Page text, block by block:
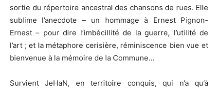
sortie du répertoire ancestral des chansons de rues. Elle
sublime l’anecdote – un hommage à Ernest Pignon-
Ernest – pour dire l’imbécillité de la guerre, l’utilité de
l’art ; et la métaphore cerisière, réminiscence bien vue et
bienvenue à la mémoire de la Commune…
Survient JeHaN, en territoire conquis, qui n’a qu’à